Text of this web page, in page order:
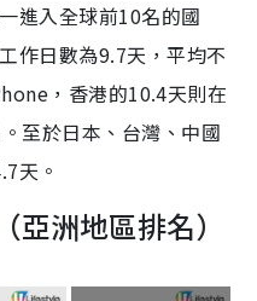
進入全球前10名的國
作日數為9.7天，平均不
，香港的10.4天則在
至於日本、台灣、中國
天。
洲地區排名）